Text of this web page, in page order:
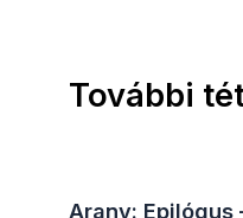
További
Arany: Epilógus